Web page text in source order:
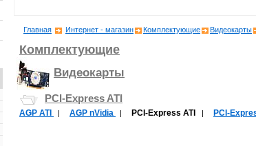
Главная Интернет - магазин Комплектующие Видеокарты
Комплектующие
Видеокарты
PCI-Express ATI
AGP ATI | AGP nVidia | PCI-Express ATI | PCI-